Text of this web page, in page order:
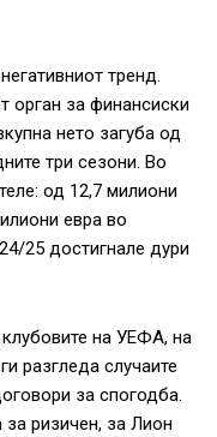
тренд.
орган за финансиски
нето загуба од
три сезони. Во
од 12,7 милиони
евра во
25 достигнале дури
на УЕФА, на
разгледа случаите
за спогодба.
ризичен, за Лион